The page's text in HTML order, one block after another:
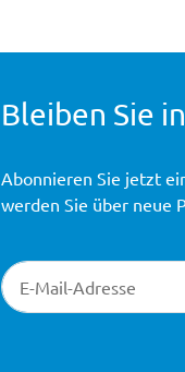
Bleiben Sie
Newsletter-
Abonnieren Sie jetzt
werden Sie über neue